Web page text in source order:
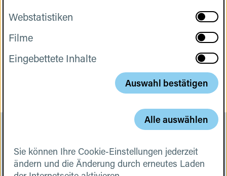
purification is explained in detail. Finally, the
example to show the mode of action and the
development of a successful gene therapy
based on AAVs.
DATENSCHUTZ
IMPRESSUM
Webstatistiken
Cookies
Filme
Filme
Cookies
Eingebettete Inhalte
Inhalte
Cookies
Auswahl bestätigen
Alle auswählen
Sie können Ihre Cookie-Einstellungen jederzeit
ändern und die Änderung durch erneutes Laden